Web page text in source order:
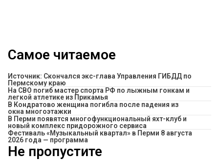
Самое читаемое
Источник: Скончался экс-глава Управления ГИБДД по
Пермскому краю
На СВО погиб мастер спорта РФ по лыжным гонкам и
легкой атлетике из Прикамья
В Кондратово женщина погибла после падения из
окна многоэтажки
В Перми появятся многофункциональный яхт-клуб и
новый комплекс придорожного сервиса
Фестиваль «Музыкальный квартал» в Перми 8 августа
2026 года — программа
Не пропустите